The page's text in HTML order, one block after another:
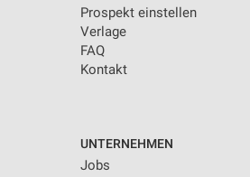
Prospekt einstellen
Verlage
FAQ
Kontakt
UNTERNEHMEN
Jobs